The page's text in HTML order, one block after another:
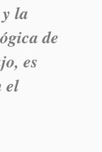
la
de
es
el